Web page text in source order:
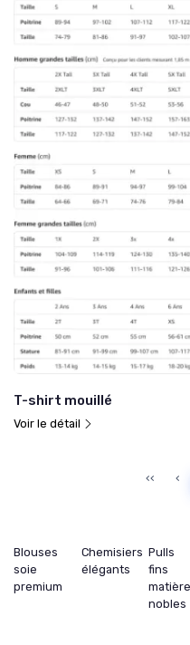
T-shirt mouillé
Voir le détail
‹‹ ‹
Blouses
soie
premium
Chemisiers
élégants
Pulls
fins
nobles